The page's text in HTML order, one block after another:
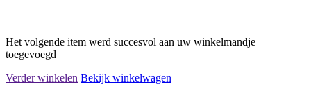
Het volgende item werd succesvol aan uw winkelmandje
toegevoegd
Verder winkelen Bekijk winkelwagen